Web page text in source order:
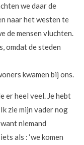
we daar de
naar het westen te
de mensen vluchten.
omdat de steden
kwamen bij ons.
er heel veel. Je hebt
zie mijn vader nog
niemand
als : ‘we komen